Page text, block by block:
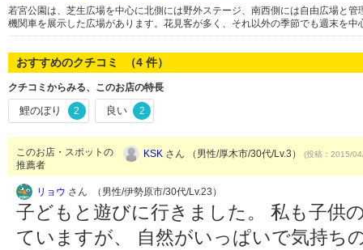
若宮公園は、芝生広場を中心に北側には野外ステージ、南西側には自由広場と
機関車を展示した広場があります。花見客が多く、それ以外の季節でも週末を
おすすめのクチコミ （4 件）
クチコミからみる、このお店の特長
鯉のぼり 2 良い 2
このお店・スポットの
推薦者
KSK さん （男性/厚木市/30代/Lv.3） (投稿：2015/
リョウ さん （男性/伊勢原市/30代/Lv.23）
子どもと遊びに行きました。 私も子供
ていますが、 自然がいっぱいで気持ち